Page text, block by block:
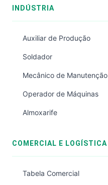
INDÚSTRIA
Auxiliar de Produção
Soldador
Mecânico de Manutenção
Operador de Máquinas
Almoxarife
COMERCIAL E LOGÍSTICA
Tabela Comercial